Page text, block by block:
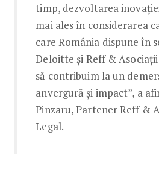
timp, dezvoltarea
mai ales în considerarea
care România dispune în
Deloitte şi Reff &
să contribuim la un
anvergură şi impact”, a
Pinzaru, Partener Reff &
Legal.